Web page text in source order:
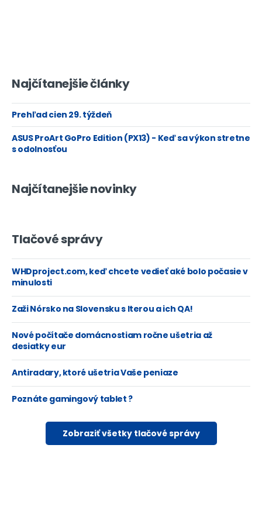
Najčítanejšie články
Prehľad cien 29. týždeň
ASUS ProArt GoPro Edition (PX13) - Keď sa výkon stretne
s odolnosťou
Najčítanejšie novinky
Tlačové správy
WHDproject.com, keď chcete vedieť aké bolo počasie v
minulosti
Zaži Nórsko na Slovensku s Iterou a ich QA!
Nové počítače domácnostiam ročne ušetria až
desiatky eur
Antiradary, ktoré ušetria Vaše peniaze
Poznáte gamingový tablet ?
Zobraziť všetky tlačové správy